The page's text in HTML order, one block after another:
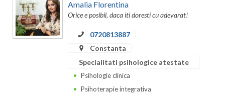
Iasi
Ilfov
Amalia Florentina
Orice e posibil, daca iti doresti cu adevarat!
0720813887
Constanta
Specialitati psihologice atestate
Psihologie clinica
Psihoterapie integrativa